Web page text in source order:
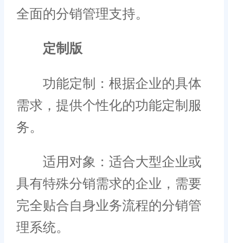
全面的分销管理支持。
定制版
功能定制：根据企业的具体
需求，提供个性化的功能定制服
务。
适用对象：适合大型企业或
具有特殊分销需求的企业，需要
完全贴合自身业务流程的分销管
理系统。